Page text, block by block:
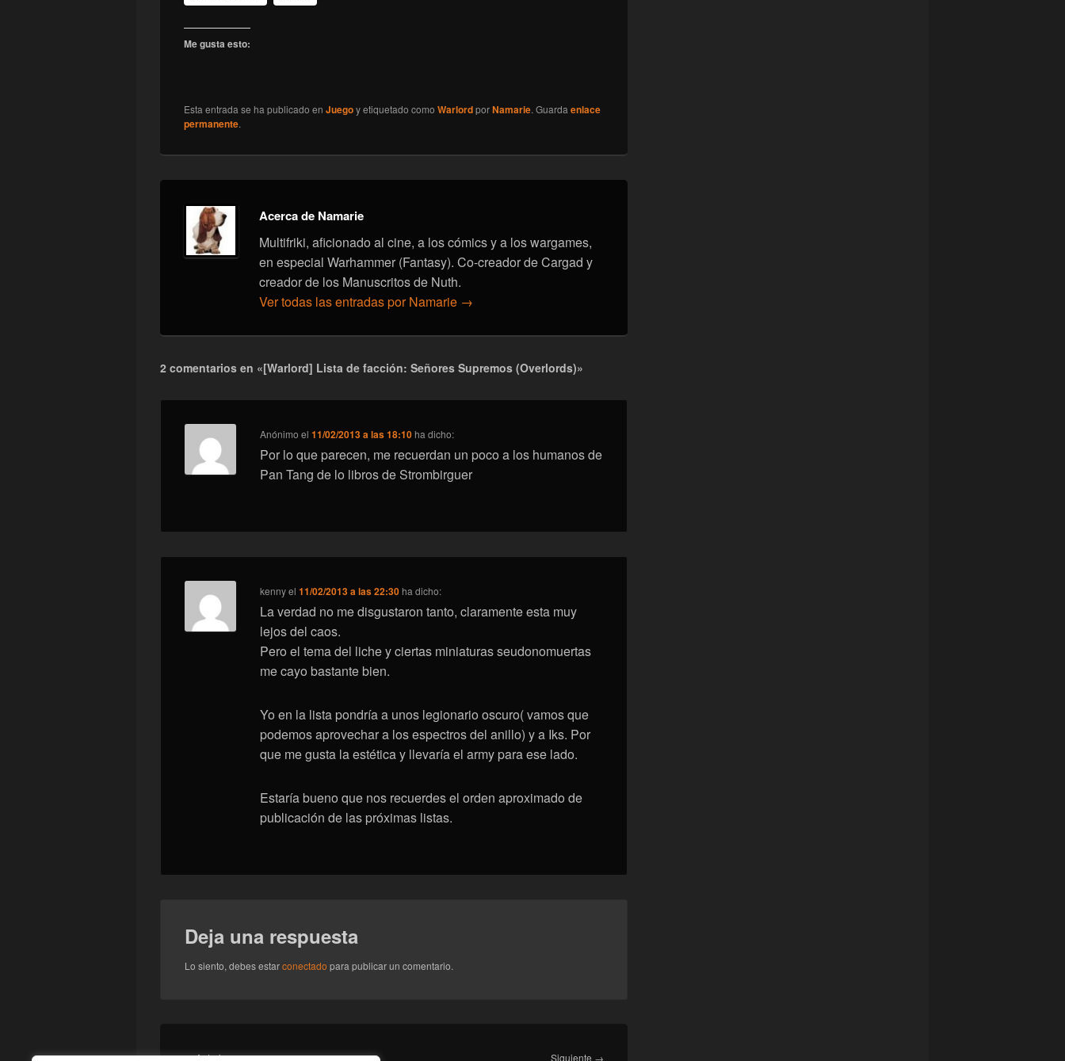
Me gusta esto:
Esta entrada se ha publicado en Juegoy etiquetado como WarlordporNamarie. Guarda enlace
permanente.
Acerca de Namarie
Multifriki, aficionado al cine, a los cómics y a los wargames,
en especial Warhammer (Fantasy). Co-creador de Cargad y
creador de los Manuscritos de Nuth.
Ver todas las entradas por Namarie →
2 comentarios en «[Warlord] Lista de facción: Señores Supremos (Overlords)»
Anónimo el11/02/2013 a las 18:10ha dicho:
Por lo que parecen, me recuerdan un poco a los humanos de
Pan Tang de lo libros de Strombirguer
kennyel11/02/2013 a las 22:30ha dicho:
La verdad no me disgustaron tanto, claramente esta muy
lejos del caos.
Pero el tema del liche y ciertas miniaturas seudonomuertas
me cayo bastante bien.
Yo en la lista pondría a unos legionario oscuro( vamos que
podemos aprovechar a los espectros del anillo) y a Iks. Por
que me gusta la estética y llevaría el army para ese lado.
Estaría bueno que nos recuerdes el orden aproximado de
publicación de las próximas listas.
Deja una respuesta
Lo siento, debes estarconectado para publicar un comentario.
de
←AnteriorEntrada Siguiente →